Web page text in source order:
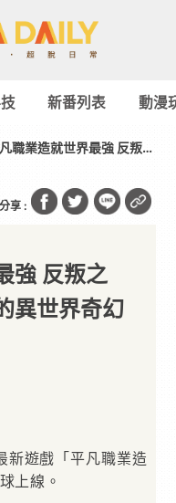
新番列表 動漫
職業造就世界最強 反叛之
分享 :
強 反叛之
異世界奇幻
新遊戲「平凡職業造
上線。